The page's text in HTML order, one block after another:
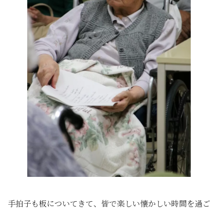
手拍子も板についてきて、皆で楽しい懐かしい時間を過ご